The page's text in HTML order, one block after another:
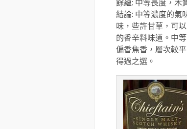
餘蘊: 中等長度，木
結論: 中等濃度的氣
味，些許甘草，可
的香辛料味道。中
偏香焦香，層次較
得過之選。